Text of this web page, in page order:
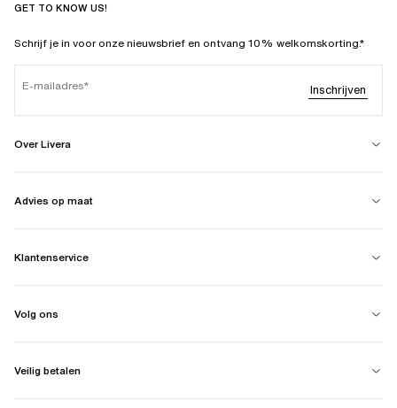
GET TO KNOW US!
Schrijf je in voor onze nieuwsbrief en ontvang 10% welkomskorting.*
E-mailadres Inschrijven
Over Livera
Advies op maat
Klantenservice
Volg ons
Veilig betalen